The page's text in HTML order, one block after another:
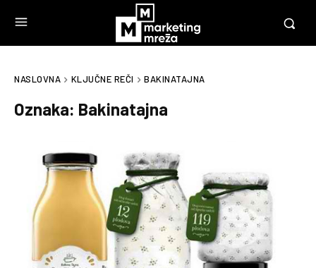
NASLOVNA KLJUČNE REČI BAKINATAJNA
Oznaka: Bakinatajna